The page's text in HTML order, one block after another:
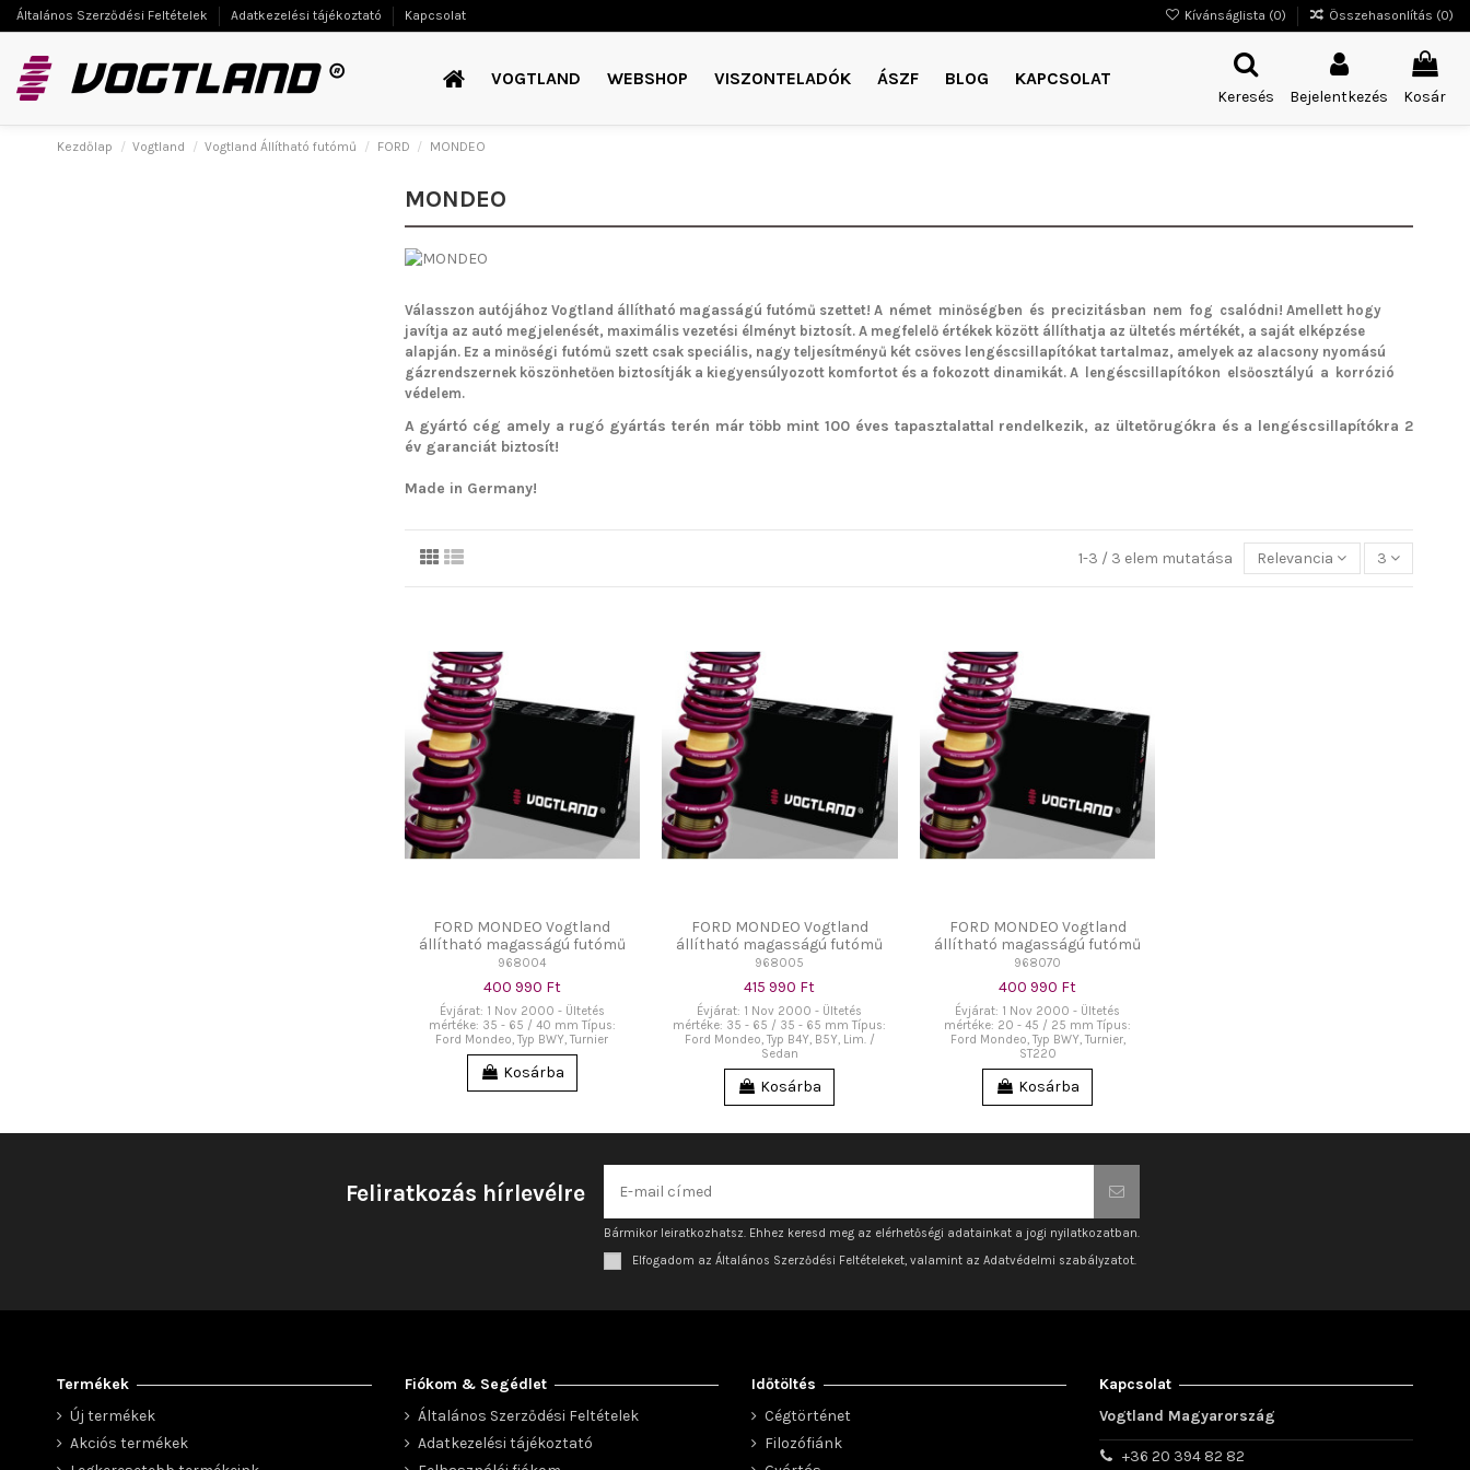
Általános Szerződési Feltételek Adatkezelési tájékoztató Kapcsolat Kívánságlista (0) Összehasonlítás (0)
VOGTLAND WEBSHOP VISZONTELADÓK ÁSZF BLOG KAPCSOLAT
Keresés Bejelentkezés Kosár
Kezdőlap Vogtland Vogtland Állítható futómű FORD MONDEO
MONDEO
Válasszon autójához Vogtland állítható magasságú futómű szettet! A német minőségben és precizitásban nem fog csalódni! Amellett hogy
javítja az autó megjelenését, maximális vezetési élményt biztosít. A megfelelő értékek között állíthatja az ültetés mértékét, a saját elképzése
alapján. Ez a minőségi futómű szett csak speciális, nagy teljesítményű két csöves lengéscsillapítókat tartalmaz, amelyek az alacsony nyomású
gázrendszernek köszönhetően biztosítják a kiegyensúlyozott komfortot és a fokozott dinamikát. A lengéscsillapítókon elsőosztályú a korrózió
védelem.
A gyártó cég amely a rugó gyártás terén már több mint 100 éves tapasztalattal rendelkezik, az ültetőrugókra és a lengéscsillapítókra 2
év garanciát biztosít!
Made in Germany!
1-3 / 3 elem mutatása Relevancia 3
FORD MONDEO Vogtland
állítható magasságú futómű
968004
400 990 Ft
Évjárat: 1 Nov 2000 - Ültetés
mértéke: 35 - 65 / 40 mm Típus:
Ford Mondeo, Typ BWY, Turnier
Kosárba
FORD MONDEO Vogtland
állítható magasságú futómű
968005
415 990 Ft
Évjárat: 1 Nov 2000 - Ültetés
mértéke: 35 - 65 / 35 - 65 mm Típus:
Ford Mondeo, Typ B4Y, B5Y, Lim. /
Sedan
Kosárba
FORD MONDEO Vogtland
állítható magasságú futómű
968070
400 990 Ft
Évjárat: 1 Nov 2000 - Ültetés
mértéke: 20 - 45 / 25 mm Típus:
Ford Mondeo, Typ BWY, Turnier,
ST220
Kosárba
Feliratkozás hírlevélre
Bármikor leiratkozhatsz. Ehhez keresd meg az elérhetőségi adatainkat a jogi nyilatkozatban.
Elfogadom az Általános Szerződési Feltételeket, valamint az Adatvédelmi szabályzatot.
Termékek
Új termékek
Akciós termékek
Fiókom & Segédlet
Általános Szerződési Feltételek
Adatkezelési tájékoztató
Időtöltés
Cégtörténet
Filozófiánk
Kapcsolat
Vogtland Magyarország
+36 20 394 82 82